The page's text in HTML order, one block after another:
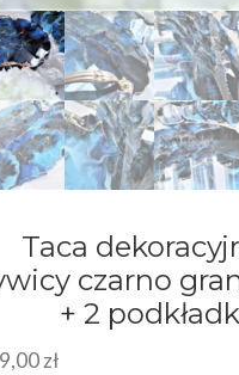
Taca
czarno
+ 2
zł